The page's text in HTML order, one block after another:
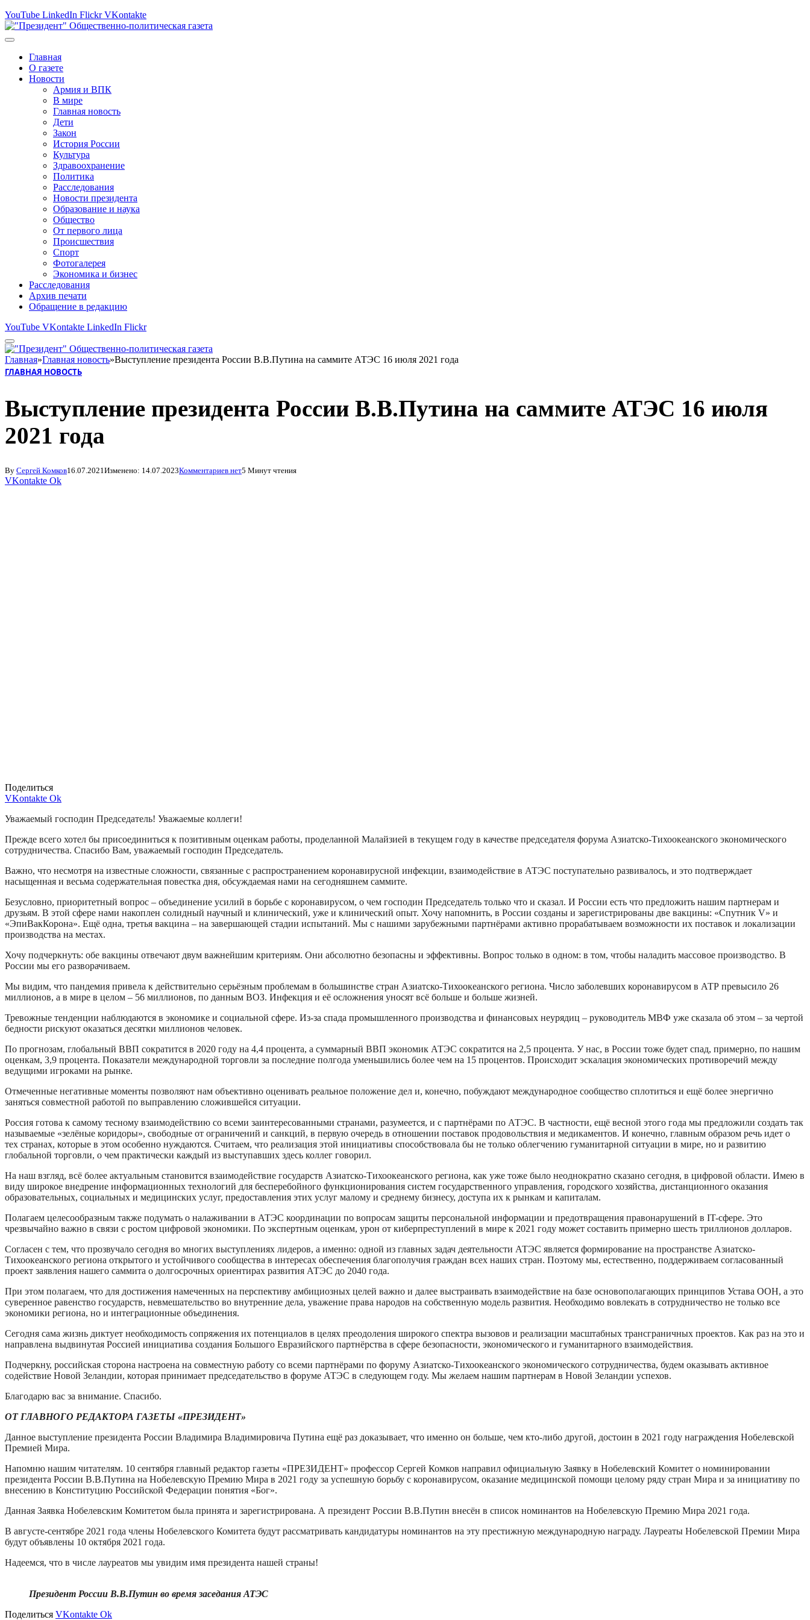
YouTube LinkedIn Flickr VKontakte
Главная
О газете
Новости
Армия и ВПК
В мире
Главная новость
Дети
Закон
История России
Культура
Здравоохранение
Политика
Расследования
Новости президента
Образование и наука
Общество
От первого лица
Происшествия
Спорт
Фотогалерея
Экономика и бизнес
Расследования
Архив печати
Обращение в редакцию
YouTube VKontakte LinkedIn Flickr
Главная»Главная новость»Выступление президента России В.В.Путина на саммите АТЭС 16 июля 2021 года
ГЛАВНАЯ НОВОСТЬ
Выступление президента России В.В.Путина на саммите АТЭС 16 июля
2021 года
By Сергей Комков16.07.2021Изменено: 14.07.2023Комментариев нет5 Минут чтения
VKontakte Ok
Поделиться
VKontakte Ok
Уважаемый господин Председатель! Уважаемые коллеги!
Прежде всего хотел бы присоединиться к позитивным оценкам работы, проделанной Малайзией в текущем году в качестве председателя форума Азиатско-Тихоокеанского экономического
сотрудничества. Спасибо Вам, уважаемый господин Председатель.
Важно, что несмотря на известные сложности, связанные с распространением коронавирусной инфекции, взаимодействие в АТЭС поступательно развивалось, и это подтверждает
насыщенная и весьма содержательная повестка дня, обсуждаемая нами на сегодняшнем саммите.
Безусловно, приоритетный вопрос – объединение усилий в борьбе с коронавирусом, о чем господин Председатель только что и сказал. И России есть что предложить нашим партнерам и
друзьям. В этой сфере нами накоплен солидный научный и клинический, уже и клинический опыт. Хочу напомнить, в России созданы и зарегистрированы две вакцины: «Спутник V» и
«ЭпиВакКорона». Ещё одна, третья вакцина – на завершающей стадии испытаний. Мы с нашими зарубежными партнёрами активно прорабатываем возможности их поставок и локализации
производства на местах.
Хочу подчеркнуть: обе вакцины отвечают двум важнейшим критериям. Они абсолютно безопасны и эффективны. Вопрос только в одном: в том, чтобы наладить массовое производство. В
России мы его разворачиваем.
Мы видим, что пандемия привела к действительно серьёзным проблемам в большинстве стран Азиатско-Тихоокеанского региона. Число заболевших коронавирусом в АТР превысило 26
миллионов, а в мире в целом – 56 миллионов, по данным ВОЗ. Инфекция и её осложнения уносят всё больше и больше жизней.
Тревожные тенденции наблюдаются в экономике и социальной сфере. Из-за спада промышленного производства и финансовых неурядиц – руководитель МВФ уже сказала об этом – за чертой
бедности рискуют оказаться десятки миллионов человек.
По прогнозам, глобальный ВВП сократится в 2020 году на 4,4 процента, а суммарный ВВП экономик АТЭС сократится на 2,5 процента. У нас, в России тоже будет спад, примерно, по нашим
оценкам, 3,9 процента. Показатели международной торговли за последние полгода уменьшились более чем на 15 процентов. Происходит эскалация экономических противоречий между
ведущими игроками на рынке.
Отмеченные негативные моменты позволяют нам объективно оценивать реальное положение дел и, конечно, побуждают международное сообщество сплотиться и ещё более энергично
заняться совместной работой по выправлению сложившейся ситуации.
Россия готова к самому тесному взаимодействию со всеми заинтересованными странами, разумеется, и с партнёрами по АТЭС. В частности, ещё весной этого года мы предложили создать так
называемые «зелёные коридоры», свободные от ограничений и санкций, в первую очередь в отношении поставок продовольствия и медикаментов. И конечно, главным образом речь идет о
тех странах, которые в этом особенно нуждаются. Считаем, что реализация этой инициативы способствовала бы не только облегчению гуманитарной ситуации в мире, но и развитию
глобальной торговли, о чем практически каждый из выступавших здесь коллег говорил.
На наш взгляд, всё более актуальным становится взаимодействие государств Азиатско-Тихоокеанского региона, как уже тоже было неоднократно сказано сегодня, в цифровой области. Имею в
виду широкое внедрение информационных технологий для бесперебойного функционирования систем государственного управления, городского хозяйства, дистанционного оказания
образовательных, социальных и медицинских услуг, предоставления этих услуг малому и среднему бизнесу, доступа их к рынкам и капиталам.
Полагаем целесообразным также подумать о налаживании в АТЭС координации по вопросам защиты персональной информации и предотвращения правонарушений в IT-сфере. Это
чрезвычайно важно в связи с ростом цифровой экономики. По экспертным оценкам, урон от киберпреступлений в мире к 2021 году может составить примерно шесть триллионов долларов.
Согласен с тем, что прозвучало сегодня во многих выступлениях лидеров, а именно: одной из главных задач деятельности АТЭС является формирование на пространстве Азиатско-
Тихоокеанского региона открытого и устойчивого сообщества в интересах обеспечения благополучия граждан всех наших стран. Поэтому мы, естественно, поддерживаем согласованный
проект заявления нашего саммита о долгосрочных ориентирах развития АТЭС до 2040 года.
При этом полагаем, что для достижения намеченных на перспективу амбициозных целей важно и далее выстраивать взаимодействие на базе основополагающих принципов Устава ООН, а это
суверенное равенство государств, невмешательство во внутренние дела, уважение права народов на собственную модель развития. Необходимо вовлекать в сотрудничество не только все
экономики региона, но и интеграционные объединения.
Сегодня сама жизнь диктует необходимость сопряжения их потенциалов в целях преодоления широкого спектра вызовов и реализации масштабных трансграничных проектов. Как раз на это и
направлена выдвинутая Россией инициатива создания Большого Евразийского партнёрства в сфере безопасности, экономического и гуманитарного взаимодействия.
Подчеркну, российская сторона настроена на совместную работу со всеми партнёрами по форуму Азиатско-Тихоокеанского экономического сотрудничества, будем оказывать активное
содействие Новой Зеландии, которая принимает председательство в форуме АТЭС в следующем году. Мы желаем нашим партнерам в Новой Зеландии успехов.
Благодарю вас за внимание. Спасибо.
ОТ ГЛАВНОГО РЕДАКТОРА ГАЗЕТЫ «ПРЕЗИДЕНТ»
Данное выступление президента России Владимира Владимировича Путина ещё раз доказывает, что именно он больше, чем кто-либо другой, достоин в 2021 году награждения Нобелевской
Премией Мира.
Напомню нашим читателям. 10 сентября главный редактор газеты «ПРЕЗИДЕНТ» профессор Сергей Комков направил официальную Заявку в Нобелевский Комитет о номинировании
президента России В.В.Путина на Нобелевскую Премию Мира в 2021 году за успешную борьбу с коронавирусом, оказание медицинской помощи целому ряду стран Мира и за инициативу по
внесению в Конституцию Российской Федерации понятия «Бог».
Данная Заявка Нобелевским Комитетом была принята и зарегистрирована. А президент России В.В.Путин внесён в список номинантов на Нобелевскую Премию Мира 2021 года.
В августе-сентябре 2021 года члены Нобелевского Комитета будут рассматривать кандидатуры номинантов на эту престижную международную награду. Лауреаты Нобелевской Премии Мира
будут объявлены 10 октября 2021 года.
Надеемся, что в числе лауреатов мы увидим имя президента нашей страны!
Президент России В.В.Путин во время заседания АТЭС
Поделиться VKontakte Ok